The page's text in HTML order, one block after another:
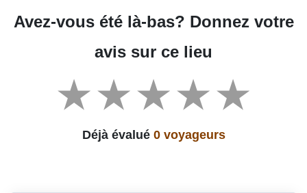
Avez-vous été là-bas? Donnez votre
avis sur ce lieu
Déjà évalué 0 voyageurs